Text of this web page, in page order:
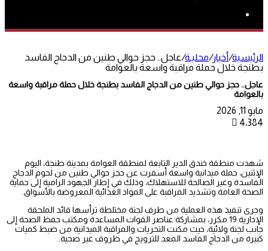
الرئيسية/أخبار/محليـة/عاجل.. حجز حوالي طنين من الدجاج الفاسد
بطنجة خلال حملة مراقبة واسعة بالعوامة
عاجل.. حجز حوالي طنين من الدجاج الفاسد بطنجة خلال حملة مراقبة واسعة
بالعوامة
مايو 11, 2026
4٬384
شهدت منطقة خندق الدير التابعة لمنطقة العوامة بمدينة طنجة، اليوم
الإثنين، حملة ميدانية واسعة أسفرت عن حجز حوالي طنين من لحوم الدجاج
الفاسدة وغير الصالحة للاستهلاك، وذلك في إطار الجهود الرامية إلى حماية
الصحة العامة وتشديد المراقبة على المواد الغذائية المعروضة بالأسواق.
وجرى تنفيذ هذه العملية من طرف لجنة مختلطة ترأسها قائد الملحقة
الإدارية 19 مكرر، بمشاركة عناصر القوات المساعدة ومكتب حفظ الصحة إلى
جانب لجنة ولائية، حيث مكنت التحريات والمراقبة الميدانية من ضبط كميات
كبيرة من الدجاج الفاسد المعد للترويج في ظروف غير صحية.